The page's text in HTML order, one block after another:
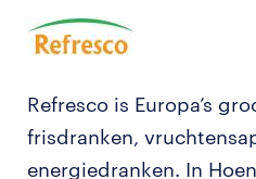
Refresco is Europa’s
frisdranken,
energiedranken. In